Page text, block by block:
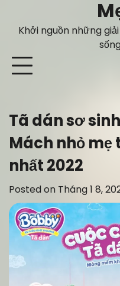
contentKhởi nguồn những
Tã dán sơ
Mách nhỏ
nhất 2022
Posted on Tháng 1 8,